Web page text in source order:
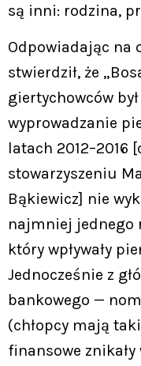
są inni: rodzina,
Odpowiadając na
stwierdził, że
giertychowców
wyprowadzanie
latach 2012–2016
stowarzyszeniu
Bąkiewicz] nie
najmniej jednego
który wpływały
Jednocześnie z
bankowego —
(chłopcy mają
finansowe znikały